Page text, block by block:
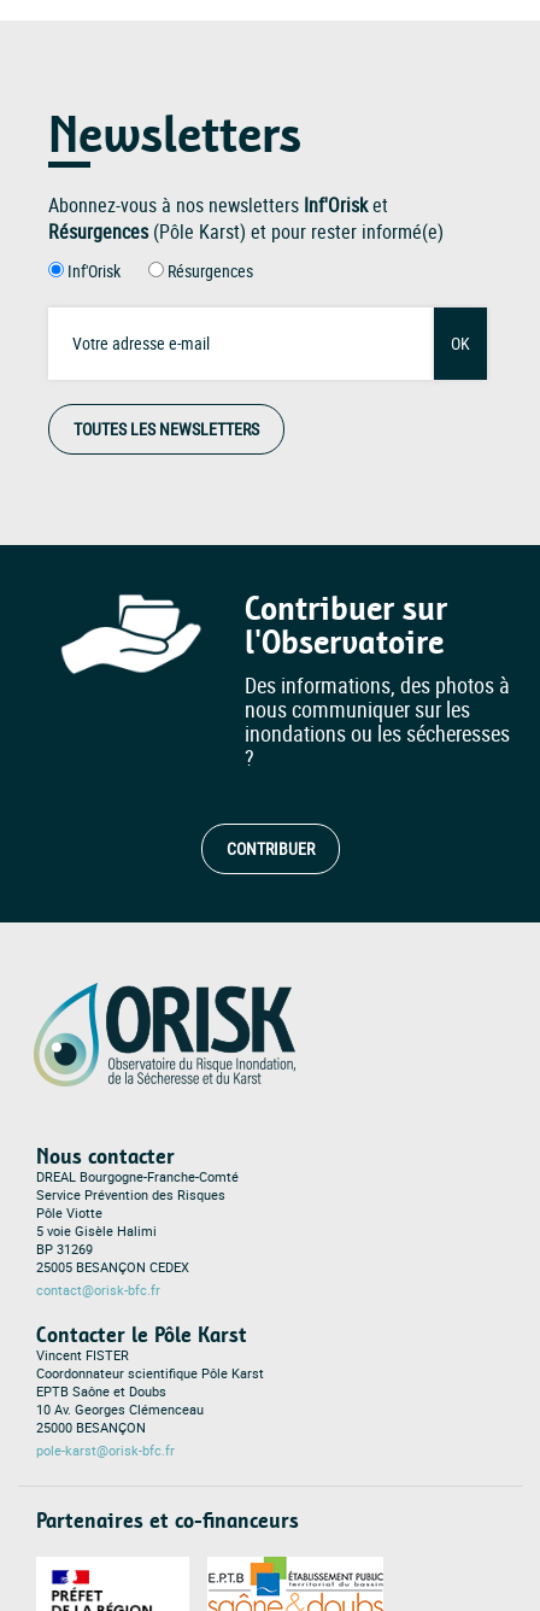
Newsletters
Abonnez-vous à nos newsletters Inf'Orisket
Résurgences(Pôle Karst) et pour rester informé(e)
Inf'Orisk Résurgences
OK
TOUTES LES NEWSLETTERS
Contribuer sur
l'Observatoire
Des informations, des photos à
nous communiquer sur les
inondations ou les sécheresses
?
CONTRIBUER
Nous contacter
DREAL Bourgogne-Franche-Comté
Service Prévention des Risques
Pôle Viotte
5 voie Gisèle Halimi
BP 31269
25005 BESANÇON CEDEX
contact@orisk-bfc.fr
Contacter le Pôle Karst
Vincent FISTER
Coordonnateur scientifique Pôle Karst
EPTB Saône et Doubs
10 Av. Georges Clémenceau
25000 BESANÇON
pole-karst@orisk-bfc.fr
Partenaires et co-financeurs